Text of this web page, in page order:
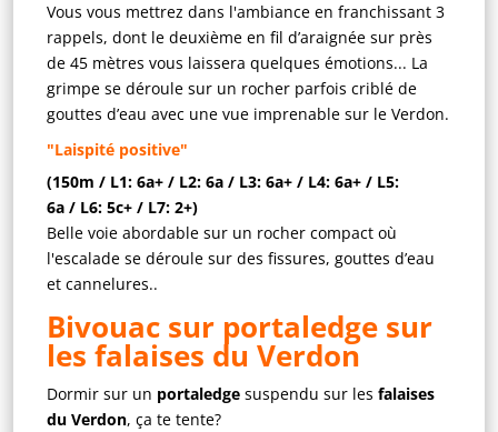
Vous vous mettrez dans l'ambiance en franchissant 3
rappels, dont le deuxième en fil d’araignée sur près
de 45 mètres vous laissera quelques émotions... La
grimpe se déroule sur un rocher parfois criblé de
gouttes d’eau avec une vue imprenable sur le Verdon.
"Laispité positive"
(150m / L1: 6a+ / L2: 6a / L3: 6a+ / L4: 6a+ / L5:
6a / L6: 5c+ / L7: 2+)
Belle voie abordable sur un rocher compact où
l'escalade se déroule sur des fissures, gouttes d’eau
et cannelures..
Bivouac sur portaledge sur
les falaises du Verdon
Dormir sur un portaledge suspendu sur lesfalaises
du Verdon, ça te tente?